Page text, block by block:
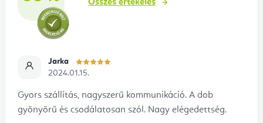
m
Összes értékelés
Jarka
2024.01.15.
Gyors szállítás, nagyszerű kommunikáció. A dob
gyönyörű és csodálatosan szól. Nagy elégedettség.